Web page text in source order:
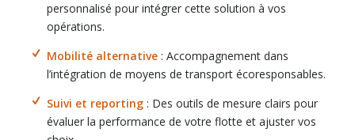
personnalisé pour intégrer cette solution à vos
opérations.
Mobilité alternative : Accompagnement dans
l’intégration de moyens de transport écoresponsables.
Suivi et reporting : Des outils de mesure clairs pour
évaluer la performance de votre flotte et ajuster vos